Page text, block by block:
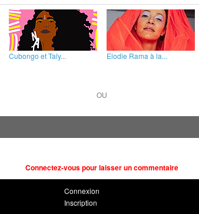
Cubongo et Taly... Elodie Rama à la...
OU
Connectez-vous pour laisser un commentaire
Connexion
Inscription